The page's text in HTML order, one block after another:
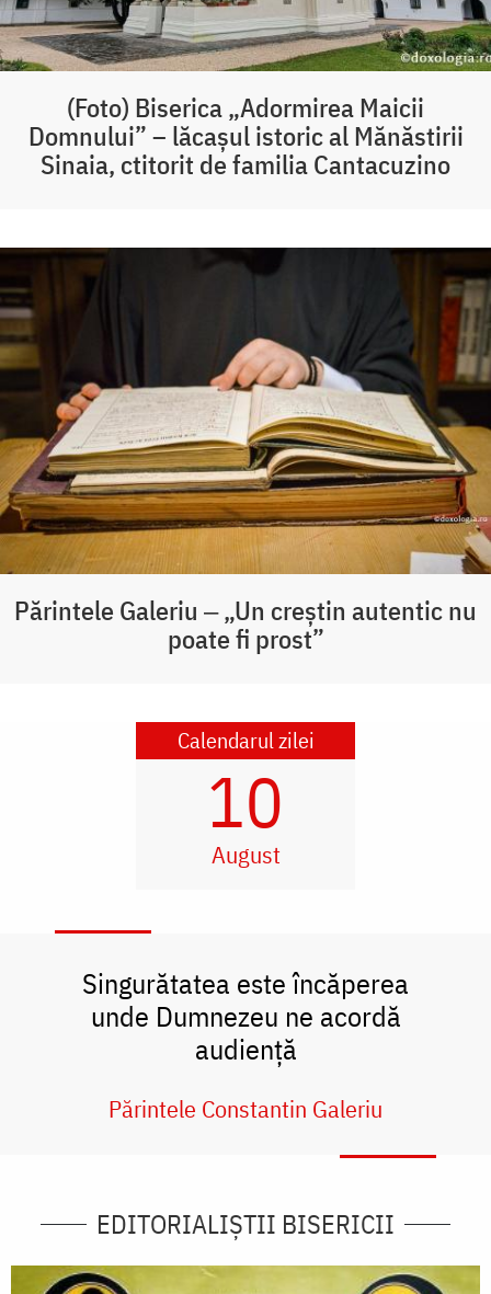
(Foto) Biserica „Adormirea Maicii
Domnului” – lăcașul istoric al Mănăstirii
Sinaia, ctitorit de familia Cantacuzino
Părintele Galeriu ‒ „Un creștin autentic nu
poate fi prost”
Calendarul zilei
10
August
Singurătatea este încăperea
unde Dumnezeu ne acordă
audiență
Părintele Constantin Galeriu
EDITORIALIȘTII BISERICII